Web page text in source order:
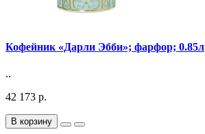
Кофейник «Дарли Эбби»; фарфор; 0.85л
..
42 173 р.
В корзину